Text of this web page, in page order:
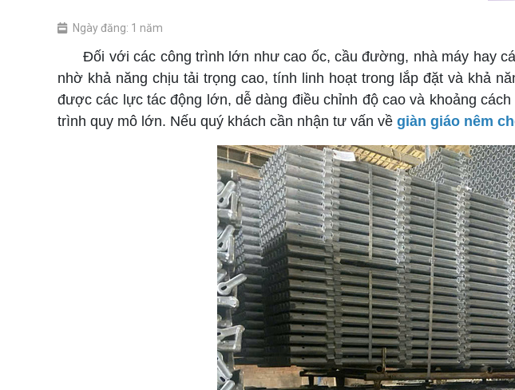
Ngày đăng: 1 năm
Đối với các công trình lớn như cao ốc, cầu đường, nhà máy hay
nhờ khả năng chịu tải trọng cao, tính linh hoạt trong lắp đặt và khả
được các lực tác động lớn, dễ dàng điều chỉnh độ cao và khoảng
trình quy mô lớn. Nếu quý khách cần nhận tư vấn về giàn giáo nêm